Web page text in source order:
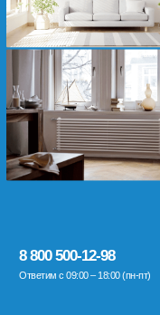
8 800 500-12-98
Ответим с 09:00 – 18:00 (пн-пт)